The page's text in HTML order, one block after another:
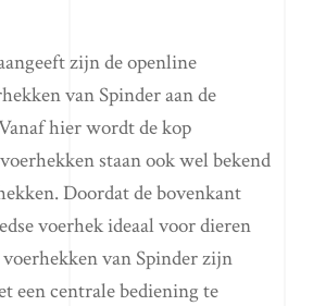
zijn de openline
van Spinder aan de
hier wordt de kop
staan ook wel bekend
Doordat de bovenkant
voerhek ideaal voor dieren
van Spinder zijn
een centrale bediening te